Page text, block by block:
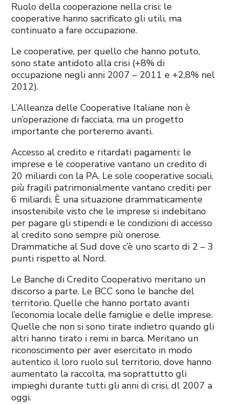
Ruolo della cooperazione nella crisi: le
cooperative hanno sacrificato gli utili, ma
continuato a fare occupazione.
Le cooperative, per quello che hanno potuto,
sono state antidoto alla crisi (+8% di
occupazione negli anni 2007 – 2011 e +2,8% nel
2012).
L’Alleanza delle Cooperative Italiane non è
un’operazione di facciata, ma un progetto
importante che porteremo avanti.
Accesso al credito e ritardati pagamenti: le
imprese e le cooperative vantano un credito di
20 miliardi con la PA. Le sole cooperative sociali,
più fragili patrimonialmente vantano crediti per
6 miliardi. È una situazione drammaticamente
insostenibile visto che le imprese si indebitano
per pagare gli stipendi e le condizioni di accesso
al credito sono sempre più onerose.
Drammatiche al Sud dove c’è uno scarto di 2 – 3
punti rispetto al Nord.
Le Banche di Credito Cooperativo meritano un
discorso a parte. Le BCC sono le banche del
territorio. Quelle che hanno portato avanti
l’economia locale delle famiglie e delle imprese.
Quelle che non si sono tirate indietro quando gli
altri hanno tirato i remi in barca. Meritano un
riconoscimento per aver esercitato in modo
autentico il loro ruolo sul territorio, dove hanno
aumentato la raccolta, ma soprattutto gli
impieghi durante tutti gli anni di crisi, dl 2007 a
oggi.